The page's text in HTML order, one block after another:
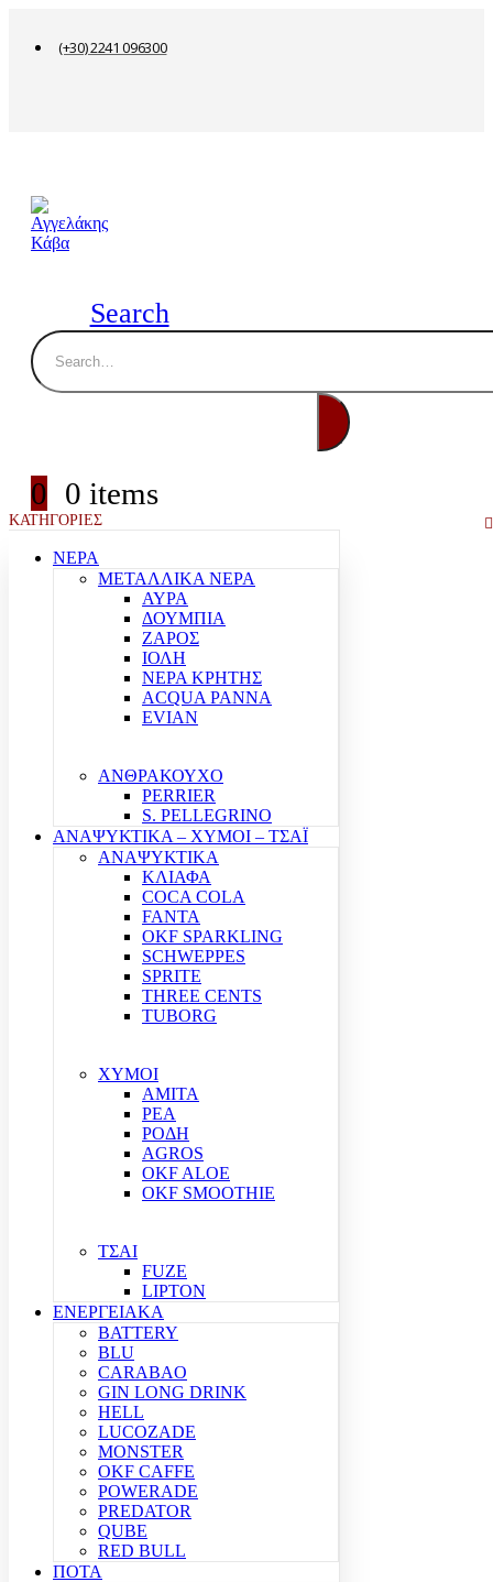
(+30) 2241 096300
Search
0 0 items
ΚΑΤΗΓΟΡΙΕΣ
ΝΕΡΑ
ΜΕΤΑΛΛΙΚΑ ΝΕΡΑ
ΑΥΡΑ
ΔΟΥΜΠΙΑ
ΖΑΡΟΣ
ΙΟΛΗ
ΝΕΡΑ ΚΡΗΤΗΣ
ACQUA PANNA
EVIAN
ΑΝΘΡΑΚΟΥΧΟ
PERRIER
S. PELLEGRINO
ΑΝΑΨΥΚΤΙΚΑ – ΧΥΜΟΙ – ΤΣΑΪ
ΑΝΑΨΥΚΤΙΚΑ
ΚΛΙΑΦΑ
COCA COLA
FANTA
OKF SPARKLING
SCHWEPPES
SPRITE
THREE CENTS
TUBORG
ΧΥΜΟΙ
ΑΜΙΤΑ
ΡΕΑ
ΡΟΔΗ
AGROS
OKF ALOE
OKF SMOOTHIE
ΤΣΑΙ
FUZE
LIPTON
ΕΝΕΡΓΕΙΑΚΑ
BATTERY
BLU
CARABAO
GIN LONG DRINK
HELL
LUCOZADE
MONSTER
OKF CAFFE
POWERADE
PREDATOR
QUBE
RED BULL
ΠΟΤΑ